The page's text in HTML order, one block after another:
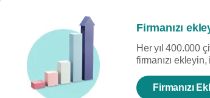
Firmanızı
Her yıl 400.000
firmanızı
Firmanızı